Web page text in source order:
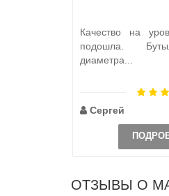
Качество на
подошла.
диаметра...
Сергей
ОТЗЫВЫ О